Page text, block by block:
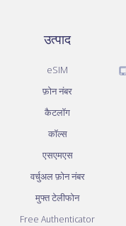
उत्पाद
eSIM
फ़ोन नंबर
कैटलॉग
कॉल्स
एसएमएस
वर्चुअल फ़ोन नंबर
मुफ्त टेलीफोन
Free Authenticator